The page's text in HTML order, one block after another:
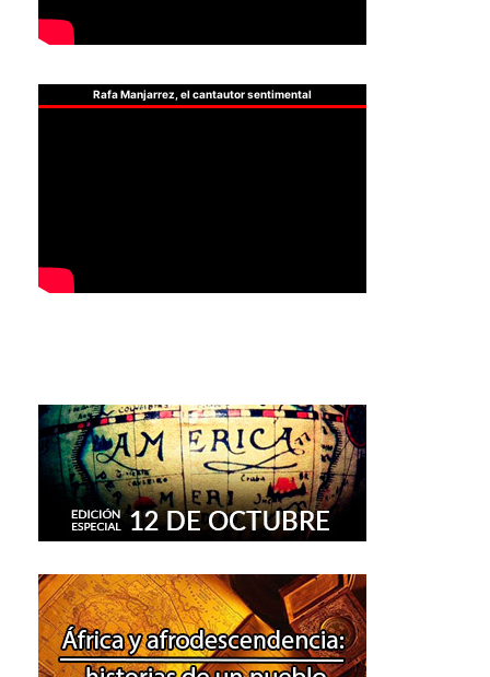
Rafa Manjarrez, el cantautor sentimental